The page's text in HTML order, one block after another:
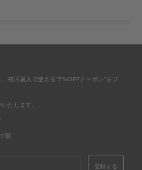
初回購入で使える"5%OFFクーポン"をプ
たします。
類
登録する